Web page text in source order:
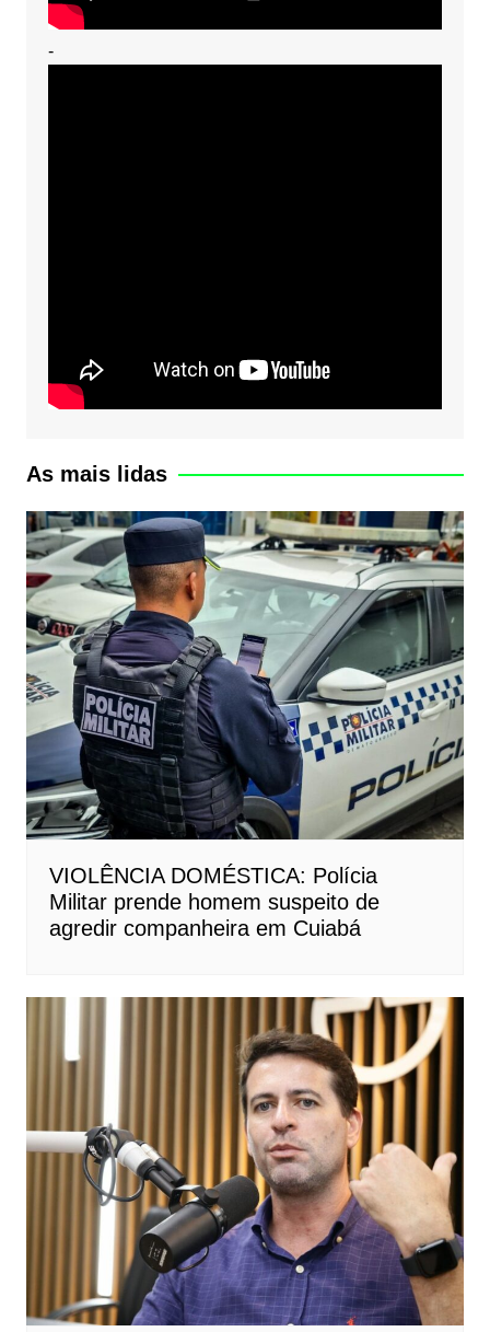
-
As mais lidas
VIOLÊNCIA DOMÉSTICA: Polícia
Militar prende homem suspeito de
agredir companheira em Cuiabá